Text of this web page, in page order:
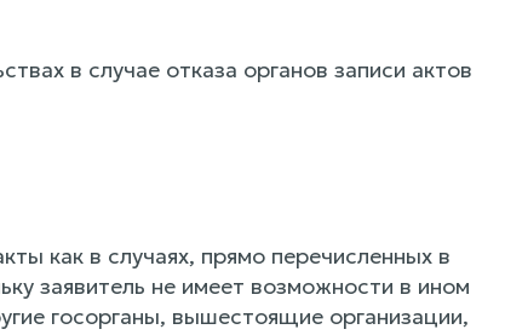
в случае отказа органов записи актов
как в случаях, прямо перечисленных в
заявитель не имеет возможности в ином
госорганы, вышестоящие организации,